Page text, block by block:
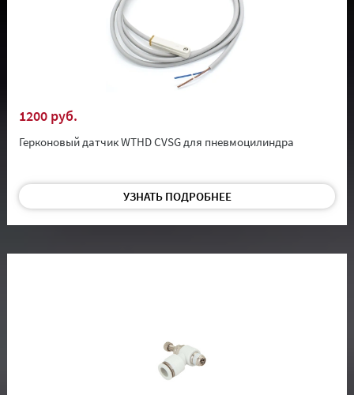
1200 руб.
Герконовый датчик WTHD CVSG для пневмоцилиндра
УЗНАТЬ ПОДРОБНЕЕ